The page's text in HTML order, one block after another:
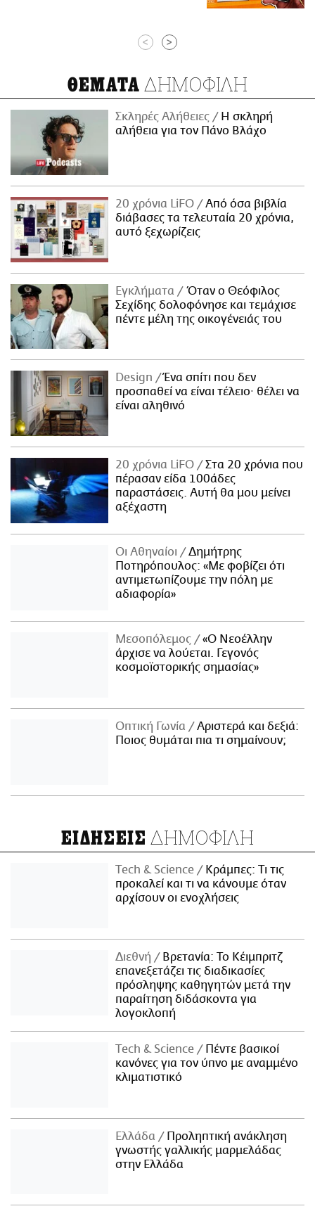
< >
ΘΕΜΑΤΑ ΔΗΜΟΦΙΛΗ
Σκληρές Αλήθειες
H σκληρή
αλήθεια για τον Πάνο Βλάχο
20 χρόνια LiFO
Από όσα βιβλία
διάβασες τα τελευταία 20 χρόνια,
αυτό ξεχωρίζεις
Εγκλήματα
Όταν ο Θεόφιλος
Σεχίδης δολοφόνησε και τεμάχισε
πέντε μέλη της οικογένειάς του
Design
Ένα σπίτι που δεν
προσπαθεί να είναι τέλειο· θέλει να
είναι αληθινό
20 χρόνια LiFO
Στα 20 χρόνια που
πέρασαν είδα 100άδες
παραστάσεις. Αυτή θα μου μείνει
αξέχαστη
Οι Αθηναίοι
Δημήτρης
Ποτηρόπουλος: «Με φοβίζει ότι
αντιμετωπίζουμε την πόλη με
αδιαφορία»
Μεσοπόλεμος
«Ο Νεοέλλην
άρχισε να λούεται. Γεγονός
κοσμοϊστορικής σημασίας»
Οπτική Γωνία
Αριστερά και δεξιά:
Ποιος θυμάται πια τι σημαίνουν;
ΕΙΔΗΣΕΙΣ ΔΗΜΟΦΙΛΗ
Τech & Science
Κράμπες: Τι τις
προκαλεί και τι να κάνουμε όταν
αρχίσουν οι ενοχλήσεις
Διεθνή
Βρετανία: Το Κέιμπριτζ
επανεξετάζει τις διαδικασίες
πρόσληψης καθηγητών μετά την
παραίτηση διδάσκοντα για
λογοκλοπή
Τech & Science
Πέντε βασικοί
κανόνες για τον ύπνο με αναμμένο
κλιματιστικό
Ελλάδα
Προληπτική ανάκληση
γνωστής γαλλικής μαρμελάδας
στην Ελλάδα